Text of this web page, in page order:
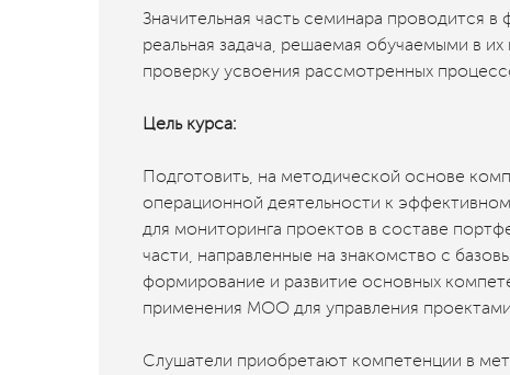
Значительная часть семинара проводится
реальная задача, решаемая обучаемыми в
проверку усвоения рассмотренных
Цель курса:
Подготовить, на методической основе
операционной деятельности к
для мониторинга проектов в составе
части, направленные на знакомство с
формирование и развитие основных
применения МОО для управления
Слушатели приобретают компетенции в